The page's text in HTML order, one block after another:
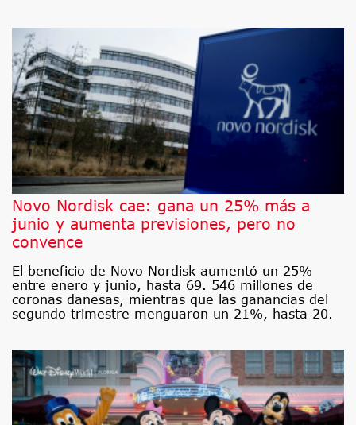
Novo Nordisk cae: gana un 25% más a
junio y aumenta previsiones, pero no
convence
El beneficio de Novo Nordisk aumentó un 25%
entre enero y junio, hasta 69. 546 millones de
coronas danesas, mientras que las ganancias del
segundo trimestre menguaron un 21%, hasta 20.